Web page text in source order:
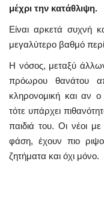
μέχρι την κατάθλιψη.
Είναι αρκετά συχνή
μεγαλύτερο βαθμό
Η νόσος, μεταξύ
πρόωρου θανάτου
κληρονομική και αν ο
τότε υπάρχει
παιδιά του. Οι νέοι
φάση, έχουν πιο
ζητήματα και όχι μόνο.